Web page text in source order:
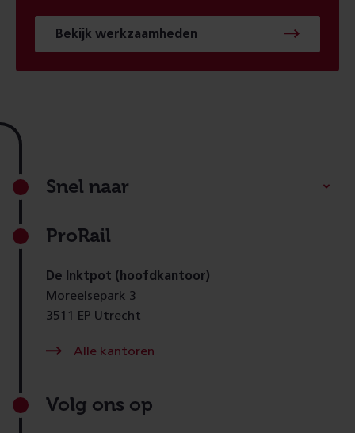
Bekijk werkzaamheden
Footer
Snel naar
ProRail
De Inktpot (hoofdkantoor)
Moreelsepark 3
3511 EP Utrecht
Alle kantoren
Volg ons op